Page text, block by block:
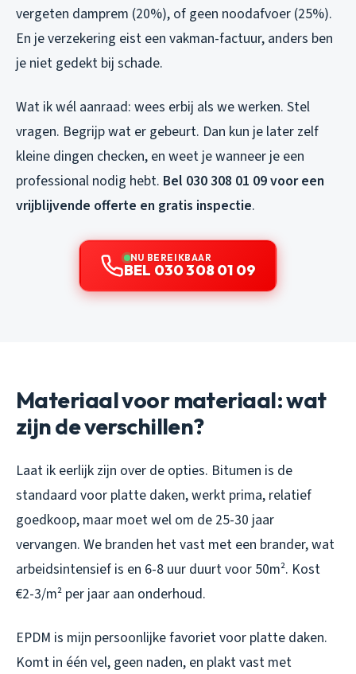
vergeten damprem (20%), of geen noodafvoer (25%).
En je verzekering eist een vakman-factuur, anders ben
je niet gedekt bij schade.
Wat ik wél aanraad: wees erbij als we werken. Stel
vragen. Begrijp wat er gebeurt. Dan kun je later zelf
kleine dingen checken, en weet je wanneer je een
professional nodig hebt. Bel 030 308 01 09 voor een
vrijblijvende offerte en gratis inspectie.
NU BEREIKBAAR
BEL 030 308 01 09
Materiaal voor materiaal: wat
zijn de verschillen?
Laat ik eerlijk zijn over de opties. Bitumen is de
standaard voor platte daken, werkt prima, relatief
goedkoop, maar moet wel om de 25-30 jaar
vervangen. We branden het vast met een brander, wat
arbeidsintensief is en 6-8 uur duurt voor 50m². Kost
€2-3/m² per jaar aan onderhoud.
EPDM is mijn persoonlijke favoriet voor platte daken.
Komt in één vel, geen naden, en plakt vast met